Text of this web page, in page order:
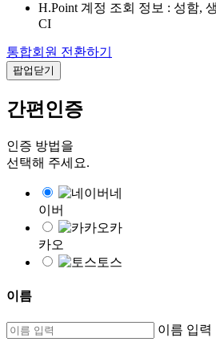
H.Point 계정 조회 정보 : 성함,
CI
통합회원 전환하기
팝업닫기
간편인증
인증 방법을
선택해 주세요.
네
이버
카
카오
토스
이름
이름 입력